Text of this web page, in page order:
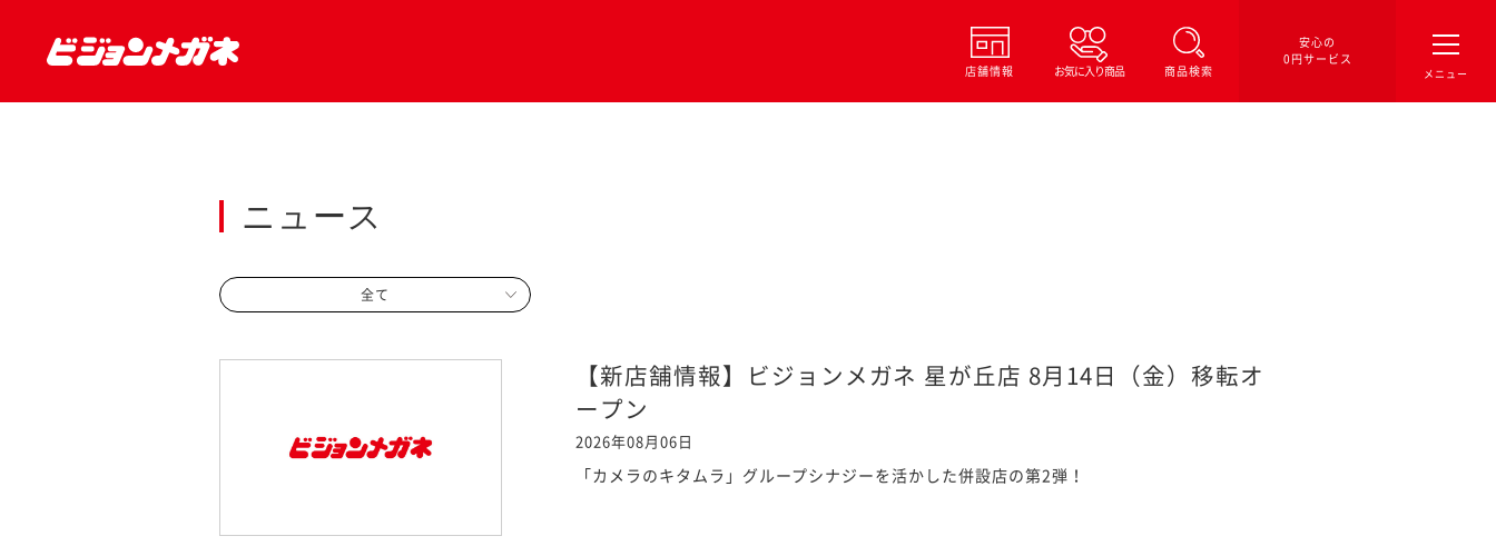
店舗情報 お気に入り商品 商品検索
安心の
0円サービス
ニュース
全て
2026年08月06日
【新店舗情報】ビジョンメガネ 星が丘店 8月14日（金）移転オ
ープン
「カメラのキタムラ」グループシナジーを活かした併設店の第2弾！